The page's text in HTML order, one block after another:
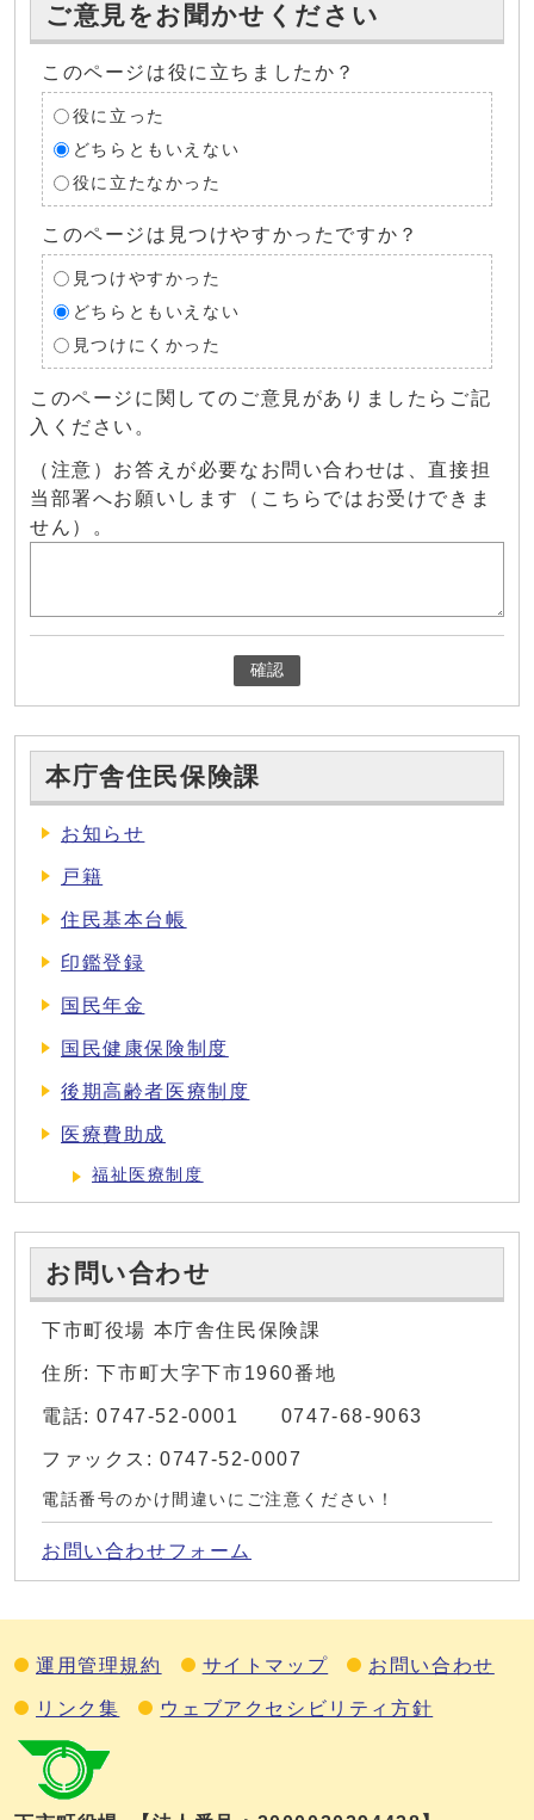
ご意見をお聞かせください
このページは役に立ちましたか？
役に立った
どちらともいえない
役に立たなかった
このページは見つけやすかったですか？
見つけやすかった
どちらともいえない
見つけにくかった
このページに関してのご意見がありましたらご記
入ください。
（注意）お答えが必要なお問い合わせは、直接担
当部署へお願いします（こちらではお受けできま
せん）。
確認
本庁舎住民保険課
お知らせ
戸籍
住民基本台帳
印鑑登録
国民年金
国民健康保険制度
後期高齢者医療制度
医療費助成
福祉医療制度
お問い合わせ
下市町役場 本庁舎住民保険課
住所: 下市町大字下市1960番地
電話: 0747-52-0001 0747-68-9063
ファックス: 0747-52-0007
電話番号のかけ間違いにご注意ください！
お問い合わせフォーム
運用管理規約 サイトマップ お問い合わせ
リンク集 ウェブアクセシビリティ方針